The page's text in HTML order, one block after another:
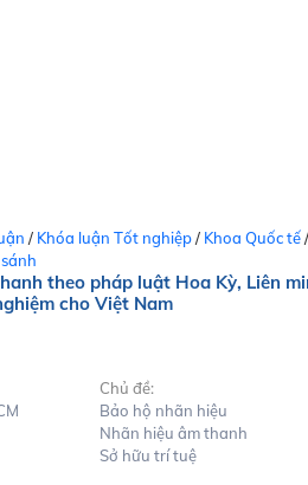
/ Khóa luận Tốt nghiệp/ Khoa Quốc tế/
theo pháp luật Hoa Kỳ, Liên
cho Việt Nam
Chủ đề:
Bảo hộ nhãn hiệu
Nhãn hiệu âm thanh
Sở hữu trí tuệ